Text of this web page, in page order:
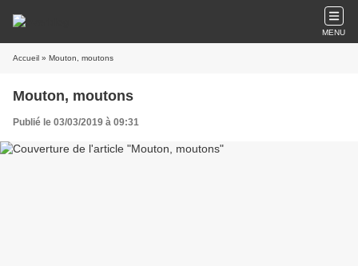
MENU
Accueil » Mouton, moutons
Mouton, moutons
Publié le 03/03/2019 à 09:31